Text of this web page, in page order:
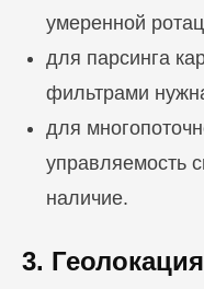
умеренной
для парсинга
фильтрами
для
управляемость
наличие.
3. Геолокация